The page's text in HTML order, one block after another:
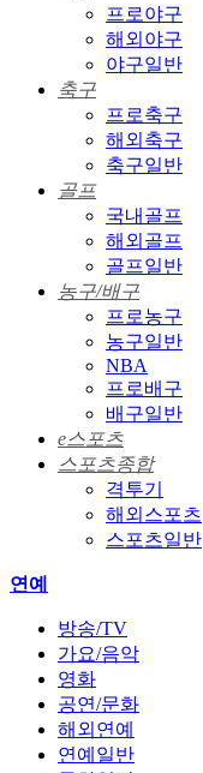
프로야구
해외야구
야구일반
축구
프로축구
해외축구
축구일반
골프
국내골프
해외골프
골프일반
농구/배구
프로농구
농구일반
NBA
프로배구
배구일반
e스포츠
스포츠종합
격투기
해외스포츠
스포츠일반
연예
방송/TV
가요/음악
영화
공연/문화
해외연예
연예일반